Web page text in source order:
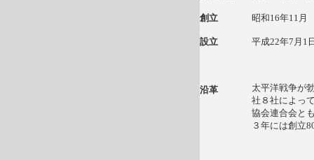
創立 昭和16年11月
設立 平成22年7月1
沿革
太平洋戦争が
社８社によっ
協会連合会と
３年には創立